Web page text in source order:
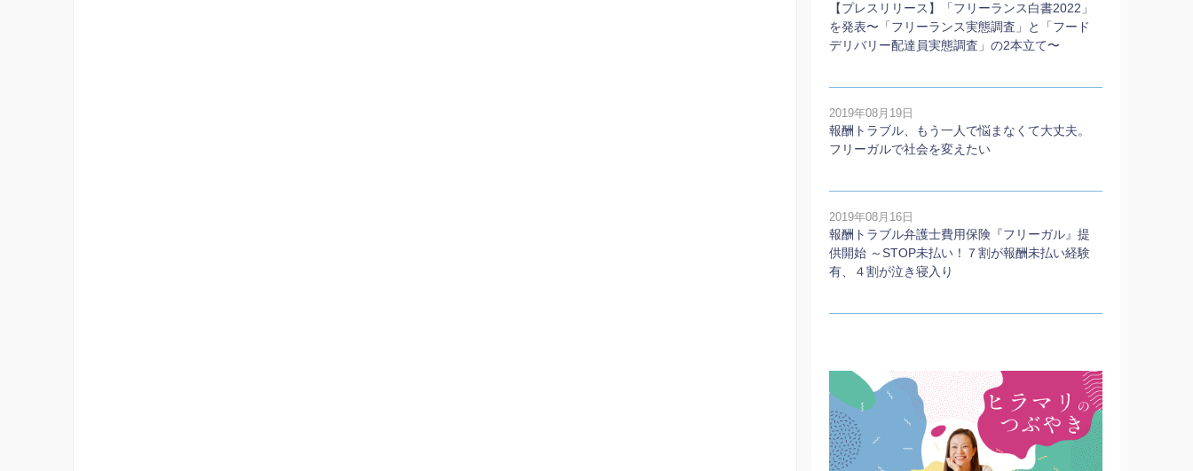
【プレスリリース】「フリーランス白書2022」
を発表〜「フリーランス実態調査」と「フード
デリバリー配達員実態調査」の2本⽴て〜
2019年08月19日
報酬トラブル、もう一人で悩まなくて大丈夫。
フリーガルで社会を変えたい
2019年08月16日
報酬トラブル弁護士費用保険『フリーガル』提
供開始 ～STOP未払い！７割が報酬未払い経験
有、４割が泣き寝入り